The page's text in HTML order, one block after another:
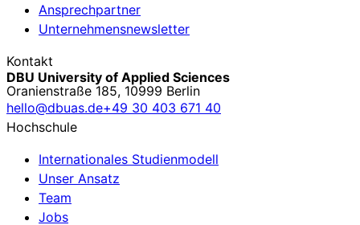
Ansprechpartner
Unternehmensnewsletter
Kontakt
DBU University of Applied Sciences
Oranienstraße 185, 10999 Berlin
hello@dbuas.de+49 30 403 671 40
Hochschule
Internationales Studienmodell
Unser Ansatz
Team
Jobs